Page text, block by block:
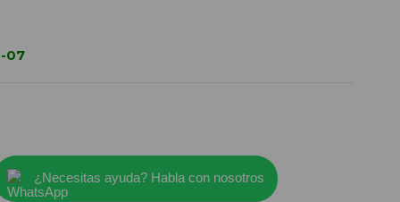
07
¿Necesitas ayuda? Habla con nosotros